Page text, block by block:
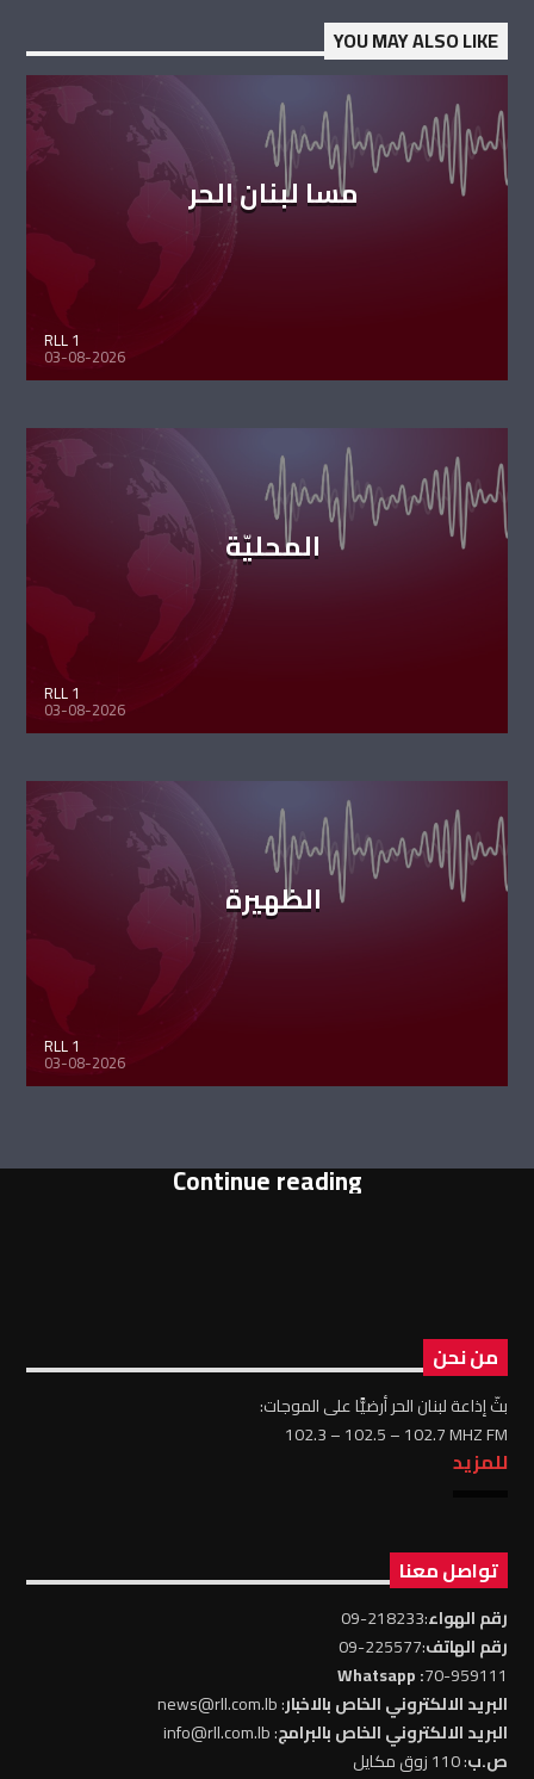
YOU MAY ALSO LIKE
مسا لبنان الحر
RLL 1
03-08-2026
المحليّة
RLL 1
03-08-2026
الظهيرة
RLL 1
03-08-2026
Continue reading
من نحن
بثّ إذاعة لبنان الحر أرضيًّا على الموجات:
102.3 – 102.5 – 102.7 MHZ FM
للمزيد
تواصل معنا
رقم الهواء:218233-09
رقم الهاتف:225577-09
70-959111
: Whatsapp
البريد الالكتروني الخاص بالاخبار: news@rll.com.lb
البريد الالكتروني الخاص بالبرامج: info@rll.com.lb
ص.ب: 110 زوق مكايل